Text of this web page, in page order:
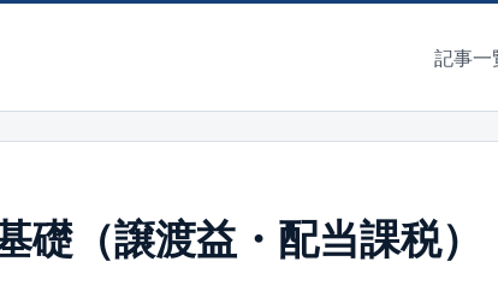
記事一
礎（譲渡益・配当課税）